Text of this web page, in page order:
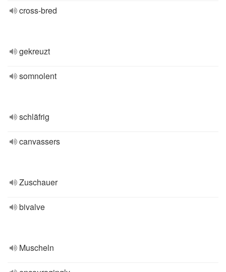
cross-bred
gekreuzt
somnolent
schläfrig
canvassers
Zuschauer
bivalve
Muscheln